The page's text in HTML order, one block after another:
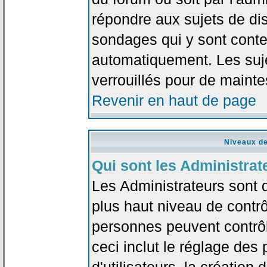
répondre aux sujets de
sondages qui y sont
automatiquement. Les
verrouillés pour de
Revenir en haut de page
Niveaux
Qui sont les
Les Administrateurs sont
plus haut niveau de
personnes peuvent
ceci inclut le réglage des